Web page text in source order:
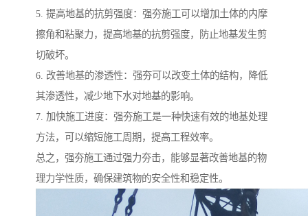
5. 提高地基的抗剪强度：强夯施工可以增加土体的内摩
擦角和粘聚力，提高地基的抗剪强度，防止地基发生剪
切破坏。
6. 改善地基的渗透性：强夯可以改变土体的结构，降低
其渗透性，减少地下水对地基的影响。
7. 加快施工进度：强夯施工是一种快速有效的地基处理
方法，可以缩短施工周期，提高工程效率。
总之，强夯施工通过强力夯击，能够显著改善地基的物
理力学性质，确保建筑物的安全性和稳定性。